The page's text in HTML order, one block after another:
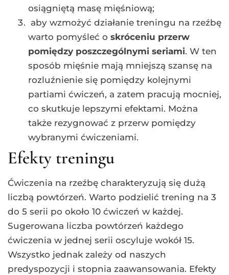
osiągniętą masę mięśniową;
aby wzmożyć działanie treningu na rzeźbę
warto pomyśleć o skróceniu przerw
pomiędzy poszczególnymi seriami. W ten
sposób mięśnie mają mniejszą szansę na
rozluźnienie się pomiędzy kolejnymi
partiami ćwiczeń, a zatem pracują mocniej,
co skutkuje lepszymi efektami. Można
także rezygnować z przerw pomiędzy
wybranymi ćwiczeniami.
Efekty treningu
Ćwiczenia na rzeźbę charakteryzują się dużą
liczbą powtórzeń. Warto podzielić trening na 3
do 5 serii po około 10 ćwiczeń w każdej.
Sugerowana liczba powtórzeń każdego
ćwiczenia w jednej serii oscyluje wokół 15.
Wszystko jednak zależy od naszych
predyspozycji i stopnia zaawansowania. Efekty